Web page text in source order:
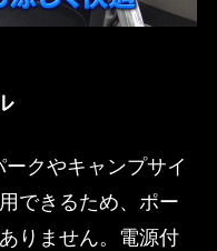
クやキャンプサイ
できるため、ポー
りません。電源付